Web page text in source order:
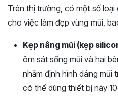
Trên thị trường, có một số
cho việc làm đẹp vùng mũi,
Kẹp nâng mũi (kẹp
ôm sát sống mũi và hai
nhằm định hình dáng mũi
có thể dùng thiết bị này